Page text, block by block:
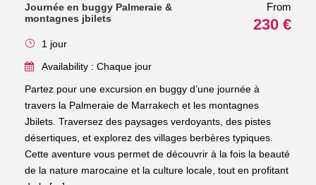
Journée en buggy Palmeraie &
montagnes jbilets
From
230 €
1 jour
Availability : Chaque jour
Partez pour une excursion en buggy d’une journée à
travers la Palmeraie de Marrakech et les montagnes
Jbilets. Traversez des paysages verdoyants, des pistes
désertiques, et explorez des villages berbères typiques.
Cette aventure vous permet de découvrir à la fois la beauté
de la nature marocaine et la culture locale, tout en profitant